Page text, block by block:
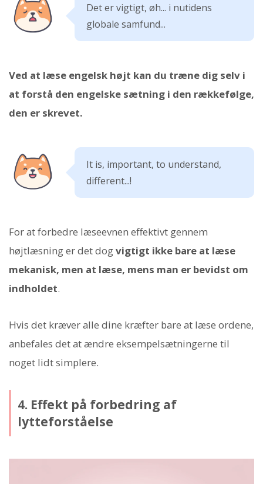
Det er vigtigt, øh... i nutidens
globale samfund...
Ved at læse engelsk højt kan du træne dig selv i
at forstå den engelske sætning i den rækkefølge,
den er skrevet.
It is, important, to understand,
different...!
For at forbedre læseevnen effektivt gennem
højtlæsning er det dogvigtigt ikke bare at læse
mekanisk, men at læse, mens man er bevidst om
indholdet.
Hvis det kræver alle dine kræfter bare at læse ordene,
anbefales det at ændre eksempelsætningerne til
noget lidt simplere.
4. Effekt på forbedring af
lytteforståelse